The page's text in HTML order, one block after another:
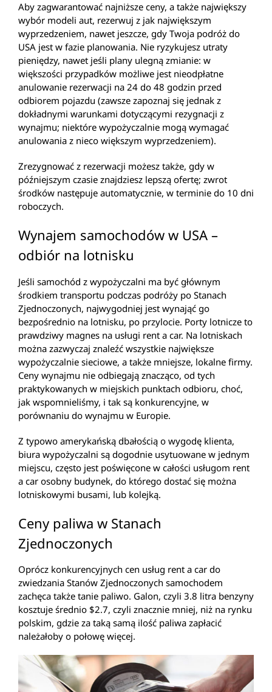
Aby zagwarantować najniższe ceny, a także największy
wybór modeli aut, rezerwuj z jak największym
wyprzedzeniem, nawet jeszcze, gdy Twoja podróż do
USA jest w fazie planowania. Nie ryzykujesz utraty
pieniędzy, nawet jeśli plany ulegną zmianie: w
większości przypadków możliwe jest nieodpłatne
anulowanie rezerwacji na 24 do 48 godzin przed
odbiorem pojazdu (zawsze zapoznaj się jednak z
dokładnymi warunkami dotyczącymi rezygnacji z
wynajmu; niektóre wypożyczalnie mogą wymagać
anulowania z nieco większym wyprzedzeniem).
Zrezygnować z rezerwacji możesz także, gdy w
późniejszym czasie znajdziesz lepszą ofertę; zwrot
środków następuje automatycznie, w terminie do 10 dni
roboczych.
Wynajem samochodów w USA –
odbiór na lotnisku
Jeśli samochód z wypożyczalni ma być głównym
środkiem transportu podczas podróży po Stanach
Zjednoczonych, najwygodniej jest wynająć go
bezpośrednio na lotnisku, po przylocie. Porty lotnicze to
prawdziwy magnes na usługi rent a car. Na lotniskach
można zazwyczaj znaleźć wszystkie największe
wypożyczalnie sieciowe, a także mniejsze, lokalne firmy.
Ceny wynajmu nie odbiegają znacząco, od tych
praktykowanych w miejskich punktach odbioru, choć,
jak wspomnieliśmy, i tak są konkurencyjne, w
porównaniu do wynajmu w Europie.
Z typowo amerykańską dbałością o wygodę klienta,
biura wypożyczalni są dogodnie usytuowane w jednym
miejscu, często jest poświęcone w całości usługom rent
a car osobny budynek, do którego dostać się można
lotniskowymi busami, lub kolejką.
Ceny paliwa w Stanach
Zjednoczonych
Oprócz konkurencyjnych cen usług rent a car do
zwiedzania Stanów Zjednoczonych samochodem
zachęca także tanie paliwo. Galon, czyli 3.8 litra benzyny
kosztuje średnio $2.7, czyli znacznie mniej, niż na rynku
polskim, gdzie za taką samą ilość paliwa zapłacić
należałoby o połowę więcej.